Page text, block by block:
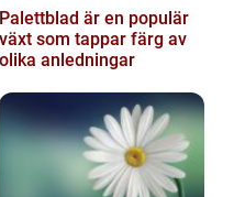
Palettblad är en populär
växt som tappar färg av
olika anledningar